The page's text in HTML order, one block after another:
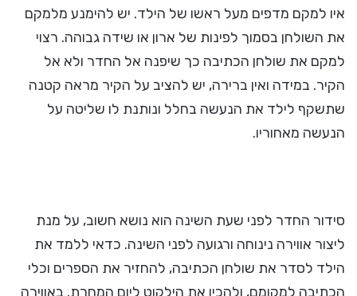
איו למקם מדפים מעל ראשו של הילד. יש להימנע מלמקם
את השולחן בסמוך לפינות של ארון או שידה גבוהה. רצוי
למקם את שולחן הכתיבה כך שיפנה אל החדר ולא אל
הקיר. במידה ואין ברירה, יש להציב על הקיר מראה קטנה
שתשקף לילד את הנעשה בחלל ונותנת לו שליטה על
הנעשה מאחוריו.
סידור החדר לפני שעת השינה הוא נושא חשוב, על מנת
ליצור אווירה נינוחה ורגועה לפני השינה. כדאי ללמד את
הילד לסדר את שולחן הכתיבה, להחזיר את הספרים וכלי
הכתיבה למקומם, ולהכין את הילקוט ליום המחרת. באווירה